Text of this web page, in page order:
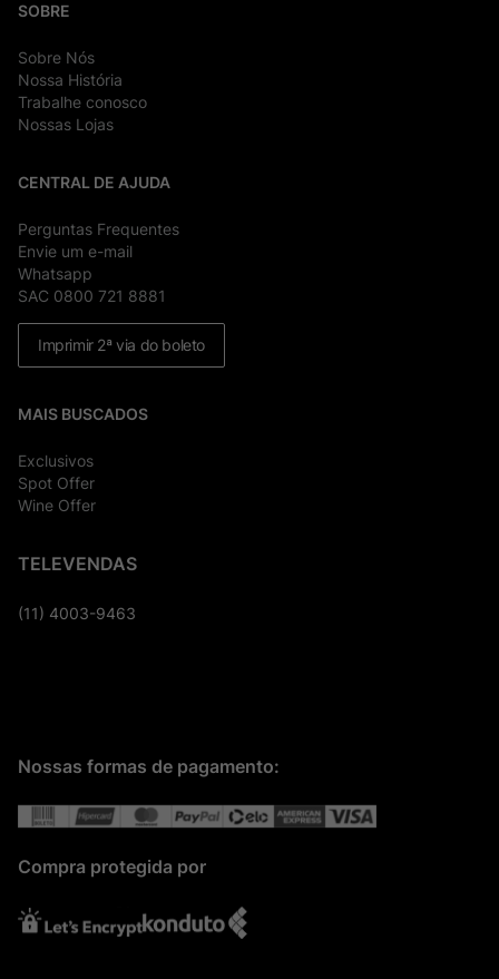
SOBRE
Sobre Nós
Nossa História
Trabalhe conosco
Nossas Lojas
CENTRAL DE AJUDA
Perguntas Frequentes
Envie um e-mail
Whatsapp
SAC 0800 721 8881
Imprimir 2ª via do boleto
MAIS BUSCADOS
Exclusivos
Spot Offer
Wine Offer
TELEVENDAS
(11) 4003-9463
Nossas formas de pagamento:
Compra protegida por